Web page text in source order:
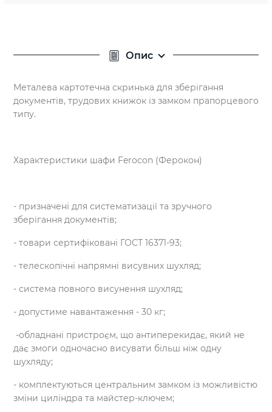
Опис
Металева картотечна скринька для зберігання
документів, трудових книжок із замком прапорцевого
типу.
Характеристики шафи Ferocon (Ферокон)
- призначені для систематизації та зручного
зберігання документів;
- товари сертифіковані ГОСТ 16371-93;
- телескопічні напрямні висувних шухляд;
- система повного висунення шухляд;
- допустиме навантаження - 30 кг;
-обладнані пристроєм, що антиперекидає, який не
дає змоги одночасно висувати більш ніж одну
шухляду;
- комплектуються центральним замком із можливістю
зміни циліндра та майстер-ключем;